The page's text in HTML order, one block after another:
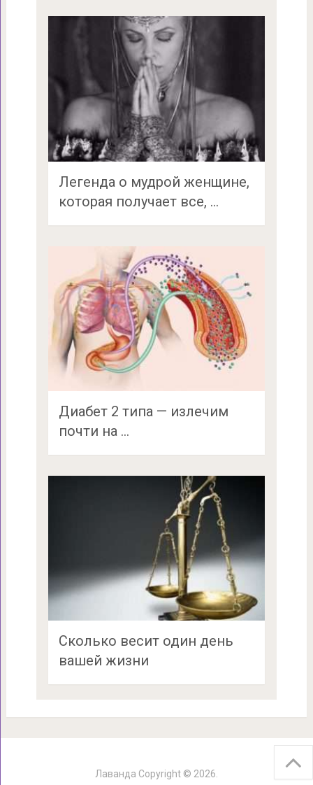
Легенда о мудрой женщине,
которая получает все, …
Диабет 2 типа — излечим
почти на …
Сколько весит один день
вашей жизни
Лаванда Copyright © 2026.